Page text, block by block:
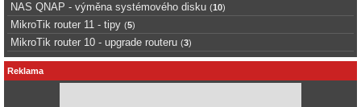
NAS QNAP - výměna systémového disku (10)
MikroTik router 11 - tipy (5)
MikroTik router 10 - upgrade routeru (3)
Reklama